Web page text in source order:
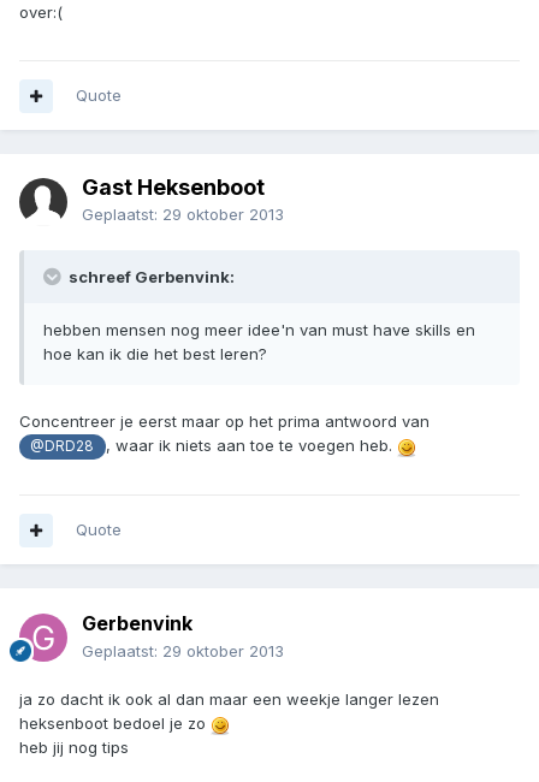
over:(
Quote
Gast Heksenboot
Geplaatst: 29 oktober 2013
schreef Gerbenvink:
hebben mensen nog meer idee'n van must have skills en
hoe kan ik die het best leren?
Concentreer je eerst maar op het prima antwoord van
@DRD28 , waar ik niets aan toe te voegen heb.
Quote
Gerbenvink
Geplaatst: 29 oktober 2013
ja zo dacht ik ook al dan maar een weekje langer lezen
heksenboot bedoel je zo
heb jij nog tips